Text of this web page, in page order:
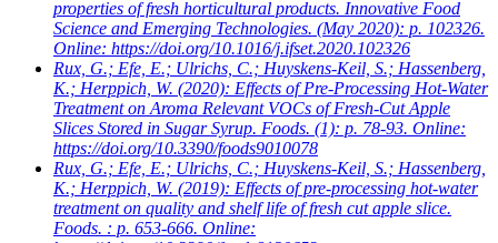
properties of fresh horticultural products. Innovative Food
Science and Emerging Technologies. (May 2020): p. 102326.
Online: https://doi.org/10.1016/j.ifset.2020.102326
Rux, G.; Efe, E.; Ulrichs, C.; Huyskens-Keil, S.; Hassenberg,
K.; Herppich, W. (2020): Effects of Pre-Processing Hot-Water
Treatment on Aroma Relevant VOCs of Fresh-Cut Apple
Slices Stored in Sugar Syrup. Foods. (1): p. 78-93. Online:
https://doi.org/10.3390/foods9010078
Rux, G.; Efe, E.; Ulrichs, C.; Huyskens-Keil, S.; Hassenberg,
K.; Herppich, W. (2019): Effects of pre-processing hot-water
treatment on quality and shelf life of fresh cut apple slice.
Foods. : p. 653-666. Online: